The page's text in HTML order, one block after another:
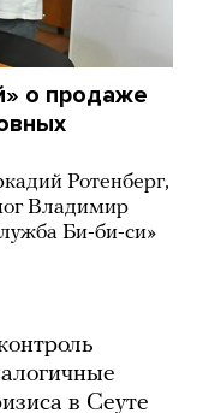
о продаже
Ротенберг,
Владимир
Би-би-си»
в Сеуте